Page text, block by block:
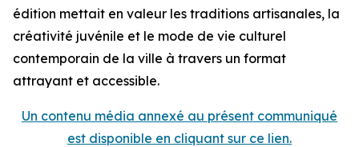
édition mettait en valeur les traditions artisanales, la
créativité juvénile et le mode de vie culturel
contemporain de la ville à travers un format
attrayant et accessible.
Un contenu média annexé au présent communiqué
est disponible en cliquant sur ce lien.